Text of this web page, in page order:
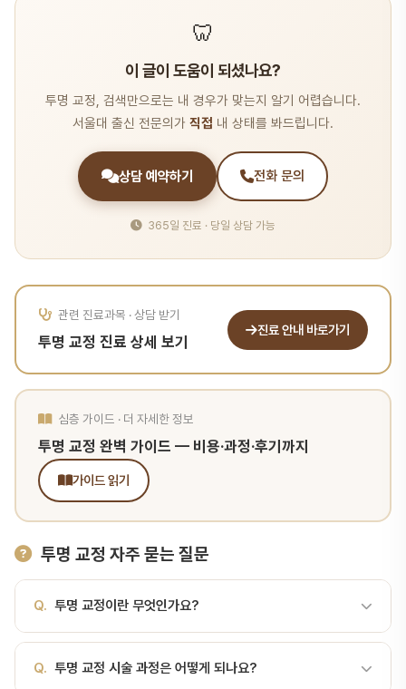
🦷
이 글이 도움이 되셨나요?
투명 교정, 검색만으로는 내 경우가 맞는지 알기 어렵습니다.
서울대 출신 전문의가 직접 내 상태를 봐드립니다.
상담 예약하기 전화 문의
365일 진료 · 당일 상담 가능
관련 진료과목 · 상담 받기
투명 교정 진료 상세 보기
진료 안내 바로가기
심층 가이드 · 더 자세한 정보
투명 교정 완벽 가이드 — 비용·과정·후기까지
가이드 읽기
투명 교정 자주 묻는 질문
Q. 투명 교정이란 무엇인가요?
투명 플라스틱 트레이(clear aligner)를 단계적으로 교체하여 치아
Q. 투명 교정 시술 과정은 어떻게 되나요?